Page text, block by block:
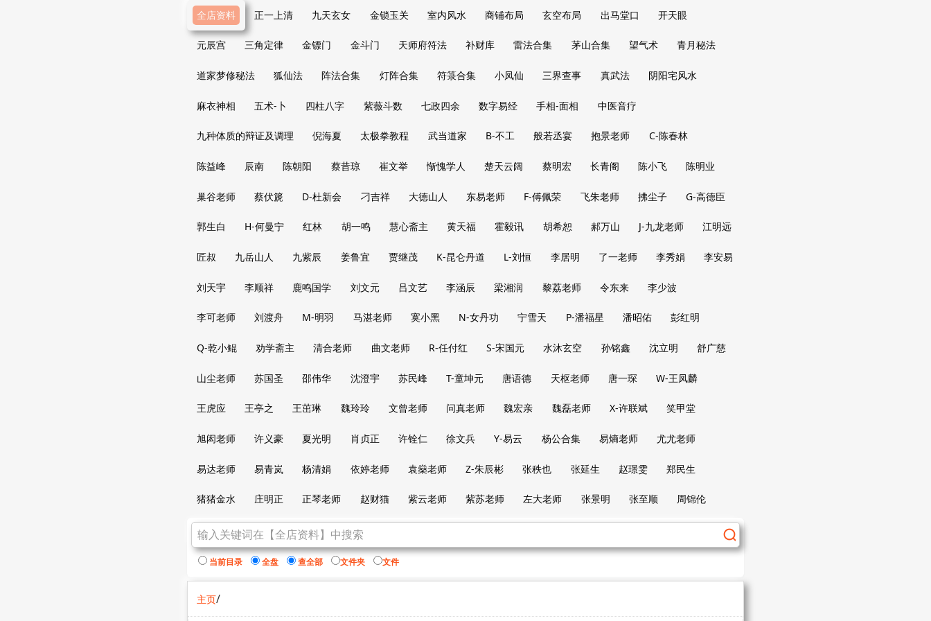
全店资料 正一上清 九天玄女 金锁玉关 室内风水 商铺布局 玄空布局 出马堂口 开天眼
元辰宫 三角定律 金镖门 金斗门 天师府符法 补财库 雷法合集 茅山合集 望气术 青月秘法
道家梦修秘法 狐仙法 阵法合集 灯阵合集 符箓合集 小凤仙 三界查事 真武法 阴阳宅风水
麻衣神相 五术-卜 四柱八字 紫薇斗数 七政四余 数字易经 手相-面相 中医音疗
九种体质的辩证及调理 倪海夏 太极拳教程 武当道家 B-不工 般若丞宴 抱景老师 C-陈春林
陈益峰 辰南 陈朝阳 蔡昔琼 崔文举 惭愧学人 楚天云阔 蔡明宏 长青阁 陈小飞 陈明业
巢谷老师 蔡伏篪 D-杜新会 刁吉祥 大德山人 东易老师 F-傅佩荣 飞朱老师 拂尘子 G-高德臣
郭生白 H-何曼宁 红林 胡一鸣 慧心斋主 黄天福 霍毅讯 胡希恕 郝万山 J-九龙老师 江明远
匠叔 九岳山人 九紫辰 姜鲁宜 贾继茂 K-昆仑丹道 L-刘恒 李居明 了一老师 李秀娟 李安易
刘天宇 李顺祥 鹿鸣国学 刘文元 吕文艺 李涵辰 梁湘润 黎荔老师 令东来 李少波
李可老师 刘渡舟 M-明羽 马湛老师 寞小黑 N-女丹功 宁雪天 P-潘福星 潘昭佑 彭红明
Q-乾小鲲 劝学斋主 清合老师 曲文老师 R-任付红 S-宋国元 水沐玄空 孙铭鑫 沈立明 舒广慈
山尘老师 苏国圣 邵伟华 沈澄宇 苏民峰 T-童坤元 唐语德 天枢老师 唐一琛 W-王凤麟
王虎应 王亭之 王茁琳 魏玲玲 文曾老师 问真老师 魏宏亲 魏磊老师 X-许联斌 笑甲堂
旭闳老师 许义豪 夏光明 肖贞正 许铨仁 徐文兵 Y-易云 杨公合集 易熵老师 尤尤老师
易达老师 易青岚 杨清娟 依婷老师 袁燊老师 Z-朱辰彬 张秩也 张延生 赵璟雯 郑民生
猪猪金水 庄明正 正琴老师 赵财猫 紫云老师 紫苏老师 左大老师 张景明 张至顺 周锦伦
当前目录 全盘 查全部 文件夹 文件
主页/